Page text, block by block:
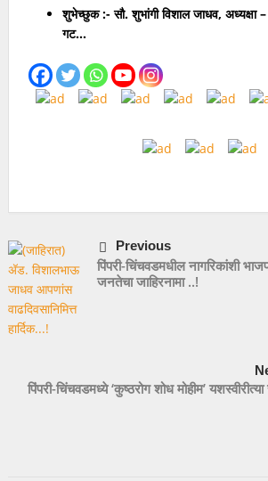
“भिमसृष्टी मैदान व माता रमाई स्मारकासाठी
हरकतींवर सुनावणी” – अभिषेक बारणे…
बिर्ला हॉस्पिटलजवळील पुलाचे तुटलेले कठडे तातडीने
जुन्या वादातून तरुणावर सिमेंट ब्लॉकने हल्ला…
शुभेच्छुक :- सौ. शुभांगी विशाल जाधव, अध्यक्षा –
गट…
Previous
पिंपरी-चिंचवडमधील नागरिकांशी
जनतेचा जाहिरनामा ..!
पिंपरी-चिंचवडमध्ये ‘कुष्ठरोग शोध मोहीम’